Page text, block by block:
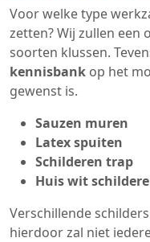
Voor welke type
zetten? Wij zullen een
soorten klussen.
kennisbank op het
gewenst is.
Sauzen muren
Latex spuiten
Schilderen trap
Huis wit
Verschillende
hierdoor zal niet